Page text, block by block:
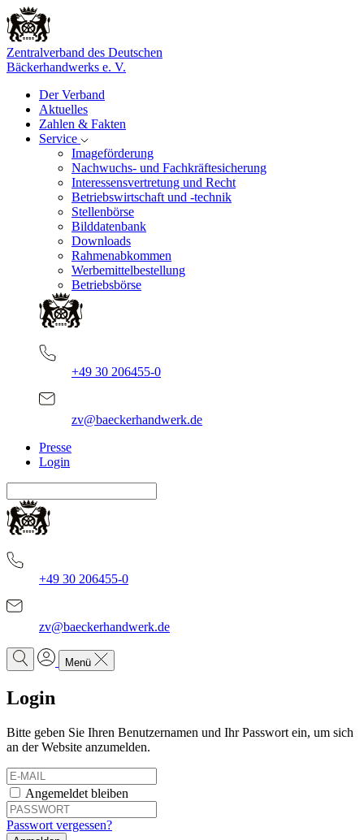
Zentralverband des Deutschen
Bäckerhandwerks e. V.
Der Verband
Aktuelles
Zahlen & Fakten
Service
Imageförderung
Nachwuchs- und Fachkräftesicherung
Interessensvertretung und Recht
Betriebswirtschaft und -technik
Stellenbörse
Bilddatenbank
Downloads
Rahmenabkommen
Werbemittelbestellung
Betriebsbörse
+49 30 206455-0
zv@baeckerhandwerk.de
Presse
Login
+49 30 206455-0
zv@baeckerhandwerk.de
Menü
Login
Bitte geben Sie Ihren Benutzernamen und Ihr Passwort ein, um sich
an der Website anzumelden.
Angemeldet bleiben
Passwort vergessen?